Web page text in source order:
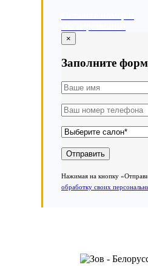
×
Заполните
Нажимая на кнопку
обработку своих